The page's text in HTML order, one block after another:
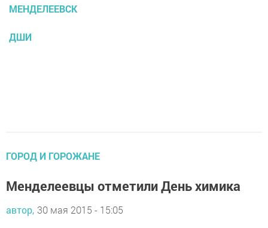
МЕНДЕЛЕЕВСК
ДШИ
ГОРОД И ГОРОЖАНЕ
Менделеевцы отметили День химика
автор, 30 мая 2015 - 15:05